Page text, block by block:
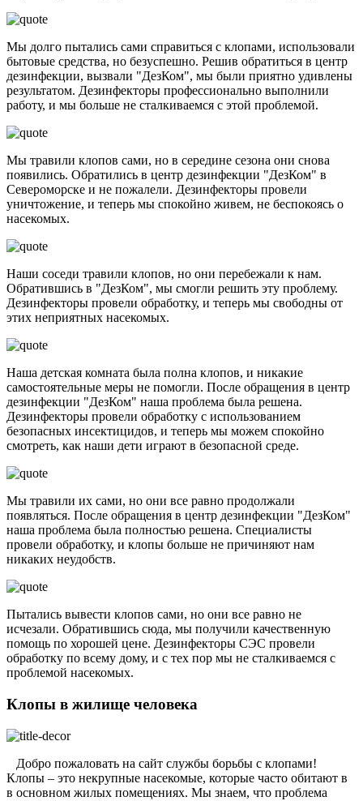
Мы долго пытались сами справиться с клопами, использовали
бытовые средства, но безуспешно. Решив обратиться в центр
дезинфекции, вызвали "ДезКом", мы были приятно удивлены
результатом. Дезинфекторы профессионально выполнили
работу, и мы больше не сталкиваемся с этой проблемой.
Мы травили клопов сами, но в середине сезона они снова
появились. Обратились в центр дезинфекции "ДезКом" в
Североморске и не пожалели. Дезинфекторы провели
уничтожение, и теперь мы спокойно живем, не беспокоясь о
насекомых.
Наши соседи травили клопов, но они перебежали к нам.
Обратившись в "ДезКом", мы смогли решить эту проблему.
Дезинфекторы провели обработку, и теперь мы свободны от
этих неприятных насекомых.
Наша детская комната была полна клопов, и никакие
самостоятельные меры не помогли. После обращения в центр
дезинфекции "ДезКом" наша проблема была решена.
Дезинфекторы провели обработку с использованием
безопасных инсектицидов, и теперь мы можем спокойно
смотреть, как наши дети играют в безопасной среде.
Мы травили их сами, но они все равно продолжали
появляться. После обращения в центр дезинфекции "ДезКом"
наша проблема была полностью решена. Специалисты
провели обработку, и клопы больше не причиняют нам
никаких неудобств.
Пытались вывести клопов сами, но они все равно не
исчезали. Обратившись сюда, мы получили качественную
помощь по хорошей цене. Дезинфекторы СЭС провели
обработку по всему дому, и с тех пор мы не сталкиваемся с
проблемой насекомых.
Клопы в жилище человека
Добро пожаловать на сайт службы борьбы с клопами!
Клопы – это некрупные насекомые, которые часто обитают в
в основном жилых помещениях. Мы знаем, что проблема